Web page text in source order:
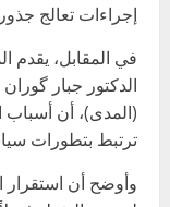
إجراءات تعالج
في المقابل، يقدم
الدكتور جبار
(المدى)، أن أسباب
ترتبط بتطورات
وأوضح أن استقرار